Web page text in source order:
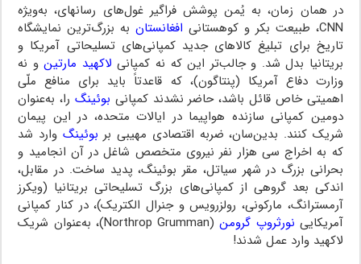
در همان زمان، به یُمن پوشش فراگیر غول‌های رسانه‎ای،‌ به‌ویژه
CNN، طبیعت بکر و کوهستانی
افغانستانبه بزرگ‌ترین نمایشگاه
تاریخ برای تبلیغ کالاهای جدید کمپانی‌های تسلیحاتی آمریکا و
بریتانیا بدل شد. و جالب‌تر این که نه کمپانی لاکهید مارتینو نه
وزارت دفاع آمریکا (پنتاگون)، که قاعدتاً باید برای منافع ملّی
اهمیتی خاص قائل باشد، حاضر نشدند کمپانی بوئینگ را، به‌عنوان
دومین کمپانی سازنده هواپیما در ایالات متحده، در این پیمان
شریک کنند. بدین‌سان، ضربه اقتصادی مهیبی بر بوئینگ وارد شد
که به اخراج سی هزار نفر نیروی متخصص شاغل در آن انجامید و
بحرانی بزرگ در شهر سیاتل،‌ مقر بوئینگ،‌ پدید ساخت. در مقابل،
اندکی بعد گروهی از کمپانی‌های بزرگ تسلیحاتی بریتانیا (ویکرز
آرمسترانگ، مارکونی، رولزرویس و جنرال الکتریک)، در کنار کمپانی
آمریکایی نورثروپ گرومن (
Northrop Grumman
)،‌ به‌عنوان شریک
لاکهید وارد عمل شدند!